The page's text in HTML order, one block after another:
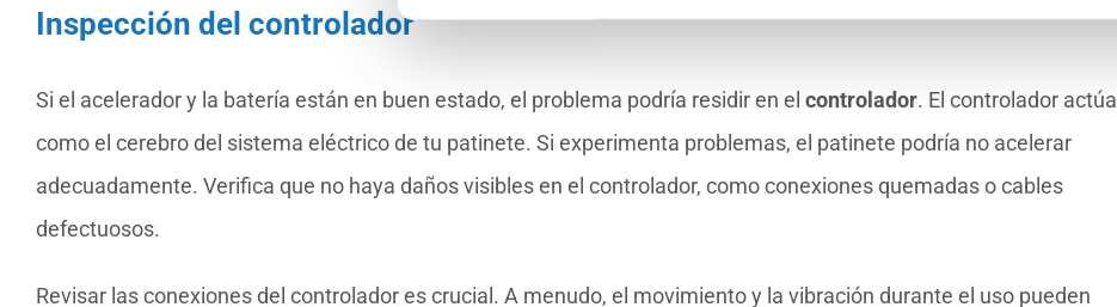
Inspección del controlador
Si el acelerador y la batería están en buen estado, el problema podría residir en el controlador. El controlador actúa
como el cerebro del sistema eléctrico de tu patinete. Si experimenta problemas, el patinete podría no acelerar
adecuadamente. Verifica que no haya daños visibles en el controlador, como conexiones quemadas o cables
defectuosos.
Revisar las conexiones del controlador es crucial. A menudo, el movimiento y la vibración durante el uso pueden